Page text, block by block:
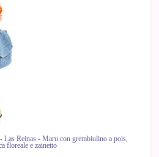
Las Reinas - Maru con grembiulino a pois,
floreale e zainetto